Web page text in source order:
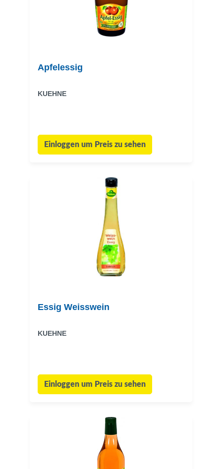
Apfelessig
KUEHNE
Einloggen um Preis zu sehen
Essig Weisswein
KUEHNE
Einloggen um Preis zu sehen